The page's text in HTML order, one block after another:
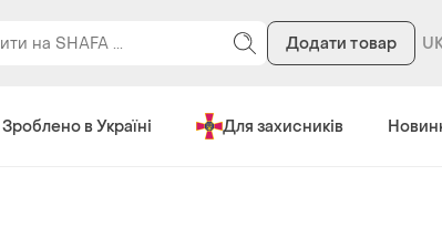
Додати товар
Зроблено в Україні Для захисників